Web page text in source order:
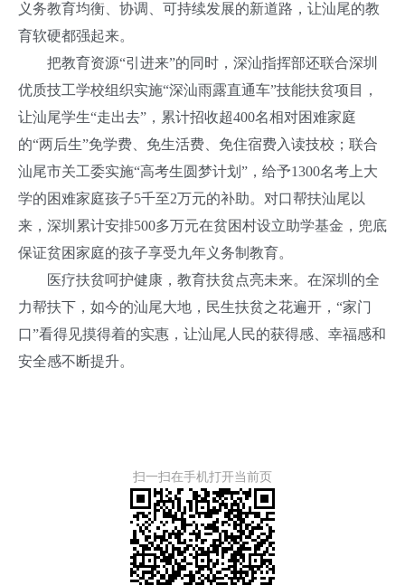
义务教育均衡、协调、可持续发展的新道路，让汕尾的教
育软硬都强起来。
把教育资源“引进来”的同时，深汕指挥部还联合深圳
优质技工学校组织实施“深汕雨露直通车”技能扶贫项目，
让汕尾学生“走出去”，累计招收超400名相对困难家庭
的“两后生”免学费、免生活费、免住宿费入读技校；联合
汕尾市关工委实施“高考生圆梦计划”，给予1300名考上大
学的困难家庭孩子5千至2万元的补助。对口帮扶汕尾以
来，深圳累计安排500多万元在贫困村设立助学基金，兜底
保证贫困家庭的孩子享受九年义务制教育。
医疗扶贫呵护健康，教育扶贫点亮未来。在深圳的全
力帮扶下，如今的汕尾大地，民生扶贫之花遍开，“家门
口”看得见摸得着的实惠，让汕尾人民的获得感、幸福感和
安全感不断提升。
扫一扫在手机打开当前页